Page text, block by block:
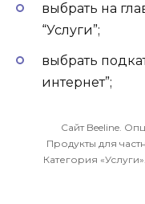
выбрать на
“Услуги”;
выбрать
интернет”;
Сайт Beeline.
Продукты для
Категория